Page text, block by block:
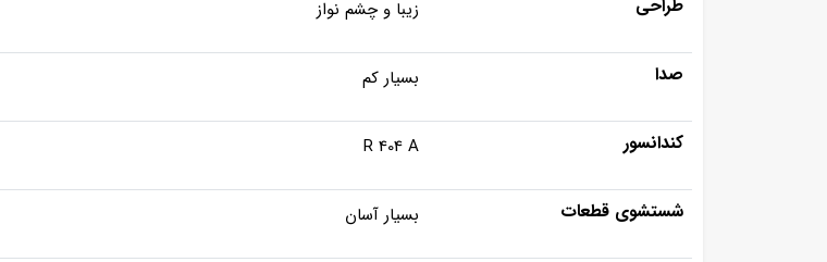
طراحی زیبا و چشم نواز
صدا بسیار کم
کندانسور R 404 A
شستشوی قطعات بسیار آسان